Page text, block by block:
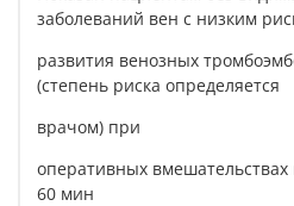
заболеваний вен с низким
развития венозных
(степень риска определяется
врачом) при
оперативных
60 мин